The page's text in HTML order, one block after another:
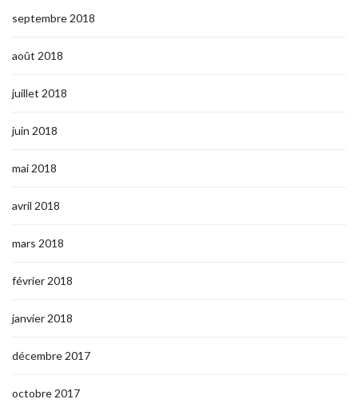
septembre 2018
août 2018
juillet 2018
juin 2018
mai 2018
avril 2018
mars 2018
février 2018
janvier 2018
décembre 2017
octobre 2017